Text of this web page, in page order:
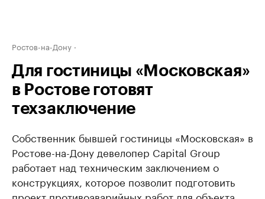
Ростов-на-Дону
Для гостиницы «Московская»
в Ростове готовят
техзаключение
Собственник бывшей гостиницы «Московская» в
Ростове-на-Дону девелопер Capital Group
работает над техническим заключением о
конструкциях, которое позволит подготовить